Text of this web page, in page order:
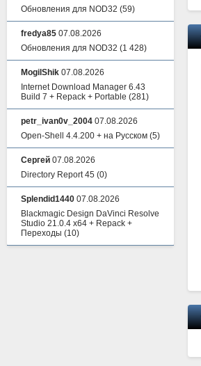
Обновления для NOD32 (59)
fredya85 07.08.2026
Обновления для NOD32 (1 428)
MogilShik 07.08.2026
Internet Download Manager 6.43
Build 7 + Repack + Portable (281)
petr_ivan0v_2004 07.08.2026
Open-Shell 4.4.200 + на Русском (5)
Сергей 07.08.2026
Directory Report 45 (0)
Splendid1440 07.08.2026
Blackmagic Design DaVinci Resolve
Studio 21.0.4 x64 + Repack +
Переходы (10)